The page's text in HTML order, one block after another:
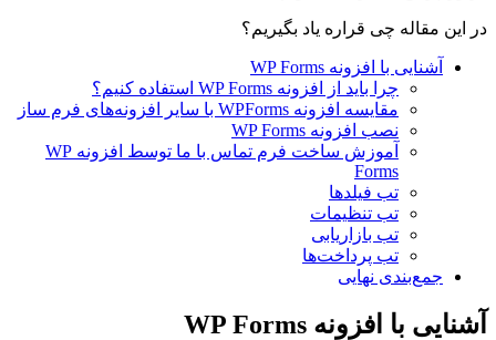
در این مقاله چی قراره یاد بگیریم؟
آشنایی با افزونه WP Forms
چرا باید از افزونه WP Forms استفاده کنیم؟
مقایسه افزونه WPForms با سایر افزونه‌های فرم ساز
نصب افزونه WP Forms
آموزش ساخت فرم تماس با ما توسط افزونه WP
Forms
تب فیلدها
تب تنظیمات
تب بازاریابی
تب پرداخت‌ها
جمع‌بندی نهایی
آشنایی با افزونه WP Forms